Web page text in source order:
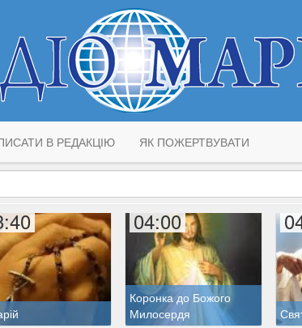
В РЕДАКЦІЮ ЯК ПОЖЕРТВУВАТИ
04:00
Коронка до Божого
Милосердя